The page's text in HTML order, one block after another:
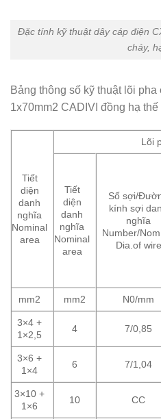
Đặc tính kỹ thuật dây cáp điện
cháy,
Bảng thông số kỹ thuật lõi
1x70mm2 CADIVI đồng hạ
Tiết
diện
danh
nghĩa
Nominal
area
Lõi
Tiết
diện
danh
nghĩa
Nominal
area
Số sợi/
kính sợi
nghĩa
Number/
Dia.of wire
mm2 mm2 N0/mm
3×4 +
1×2,5
4 7/0,85
3×6 +
1×4
6 7/1,04
3×10 +
1×6
10 CC